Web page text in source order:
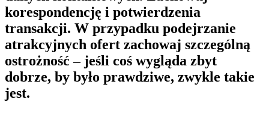
korespondencję i potwierdzenia
transakcji. W przypadku podejrzanie
atrakcyjnych ofert zachowaj szczególną
ostrożność – jeśli coś wygląda zbyt
dobrze, by było prawdziwe, zwykle takie
jest.